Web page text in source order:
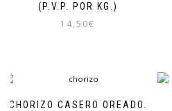
(P.V.P. POR KG.)
14,50€
CHORIZO CASERO OREADO.